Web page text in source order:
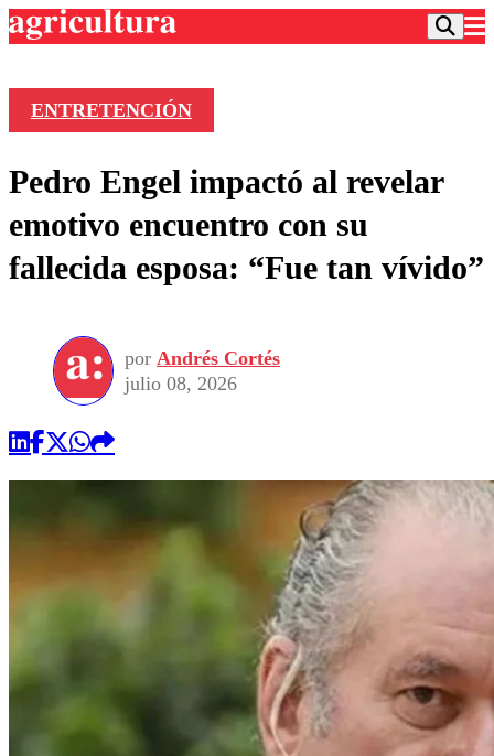
Frecuencias
Agricultura TV
Deportes
Colo Colo
Seleccion Chilena
Torneo Internacional
Universidad de Chile
Entretención
Economía
Internacional
Sustentabilidad
Publicaciones en medios
Opinión
ENTRETENCIÓN
Pedro Engel impactó al revelar
emotivo encuentro con su
fallecida esposa: “Fue tan vívido”
por Andrés Cortés
julio 08, 2026